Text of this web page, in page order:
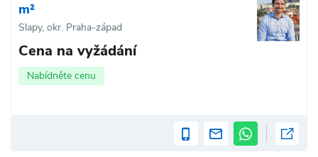
m²
Slapy, okr. Praha-západ
Cena na vyžádání
Nabídněte cenu